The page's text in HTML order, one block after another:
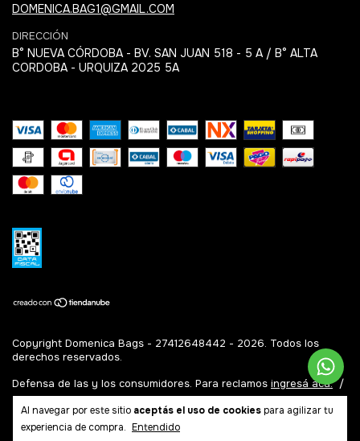
Al navegar por este sitio aceptás el uso de cookiespara agilizar tu
experiencia de compra. Entendido
DOMENICA.BAG1@GMAIL.COM
DIRECCIÓN
B° NUEVA CÓRDOBA - BV. SAN JUAN 518 - 5 A / B° ALTA
CORDOBA - URQUIZA 2025 5A
Copyright Domenica Bags - 27412648442 - 2026. Todos los
derechos reservados.
Defensa de las y los consumidores. Para reclamos ingresá acá. /
Botón de arrepentimiento